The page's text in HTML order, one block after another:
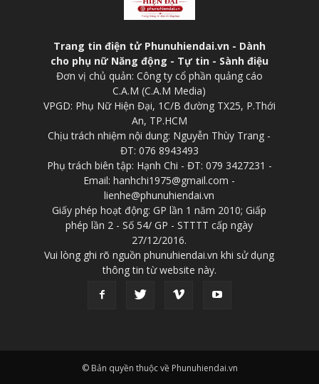
Trang tin điện tử Phunuhiendai.vn - Dành
cho phụ nữ Năng động - Tự tin - Sành điệu
Đơn vị chủ quản: Công ty cổ phần quảng cáo
C.A.M (C.A.M Media)
VPGD: Phụ Nữ Hiện Đại, 1C/B đường TX25, P.Thới
An, TP.HCM
Chịu trách nhiệm nội dung: Nguyễn Thùy Trang -
ĐT: 076 8943493
Phụ trách biên tập: Hạnh Chi - ĐT: 079 3427231 -
Email: hanhchi1975@gmail.com -
lienhe@phunuhiendai.vn
Giấy phép hoạt động: GP lần 1 năm 2010; Giấp
phép lần 2 - Số 54/ GP - STTTT cấp ngày
27/12/2016.
Vui lòng ghi rõ nguồn phunuhiendai.vn khi sử dụng
thông tin từ website này.
© Bản quyền thuộc về Phunuhiendai.vn